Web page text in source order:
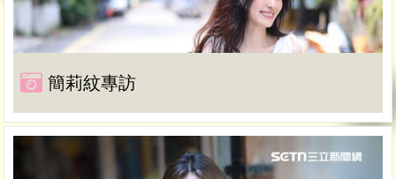
簡莉紋專訪